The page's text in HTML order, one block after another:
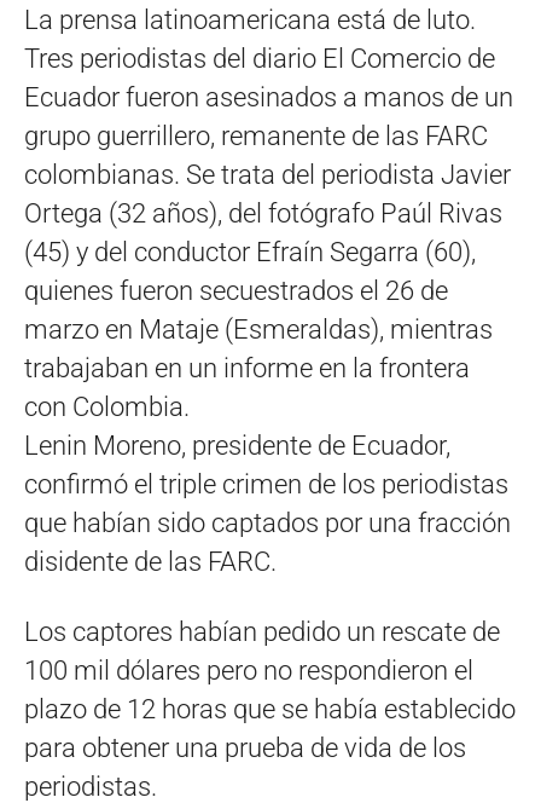
La prensa latinoamericana está de luto.
Tres periodistas del diario El Comercio de
Ecuador fueron asesinados a manos de un
grupo guerrillero, remanente de las FARC
colombianas. Se trata del periodista Javier
Ortega (32 años), del fotógrafo Paúl Rivas
(45) y del conductor Efraín Segarra (60),
quienes fueron secuestrados el 26 de
marzo en Mataje (Esmeraldas), mientras
trabajaban en un informe en la frontera
con Colombia.
Lenin Moreno, presidente de Ecuador,
confirmó el triple crimen de los periodistas
que habían sido captados por una fracción
disidente de las FARC.
Los captores habían pedido un rescate de
100 mil dólares pero no respondieron el
plazo de 12 horas que se había establecido
para obtener una prueba de vida de los
periodistas.